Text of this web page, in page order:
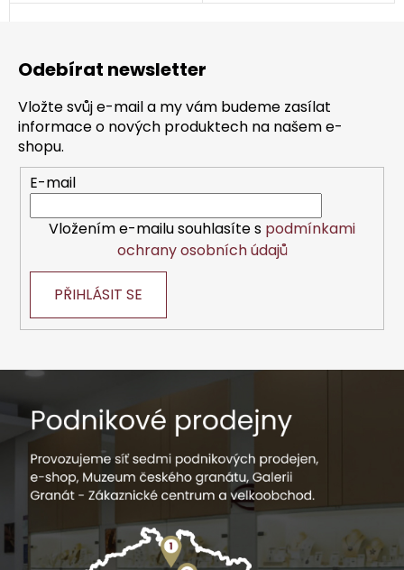
Odebírat newsletter
Vložte svůj e-mail a my vám budeme zasílat
informace o nových produktech na našem e-
shopu.
E-mail
Vložením e-mailu souhlasíte s podmínkami
ochrany osobních údajů
PŘIHLÁSIT SE